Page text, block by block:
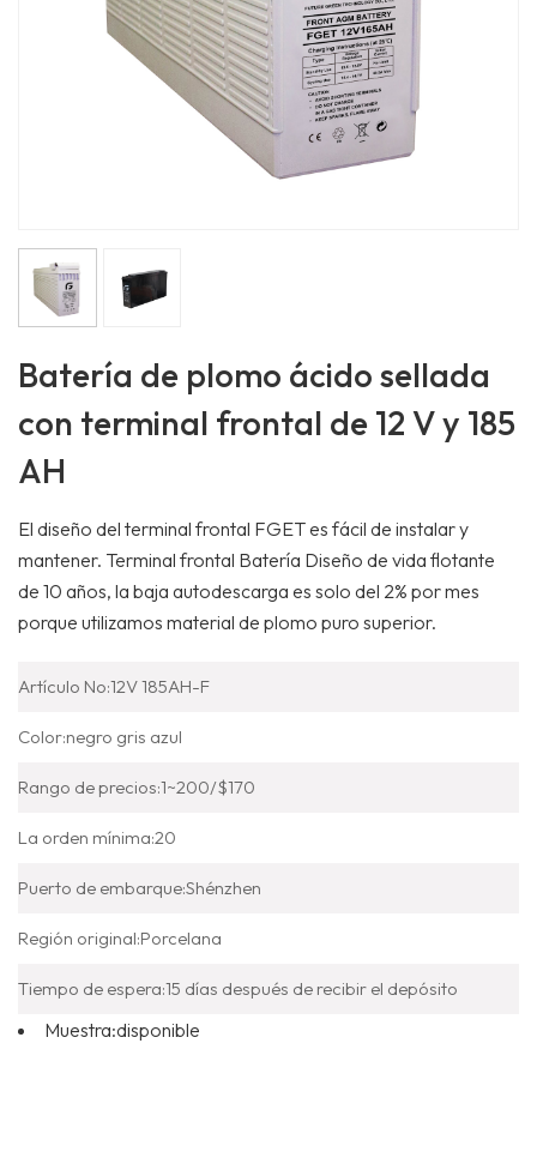
Batería de plomo ácido sellada
con terminal frontal de 12 V y 185
AH
El diseño del terminal frontal FGET es fácil de instalar y
mantener. Terminal frontal Batería Diseño de vida flotante
de 10 años, la baja autodescarga es solo del 2% por mes
porque utilizamos material de plomo puro superior.
Artículo No:12V 185AH-F
Color:negro gris azul
Rango de precios:1~200/$170
La orden mínima:20
Puerto de embarque:Shénzhen
Región original:Porcelana
Tiempo de espera:15 días después de recibir el depósito
Muestra:disponible